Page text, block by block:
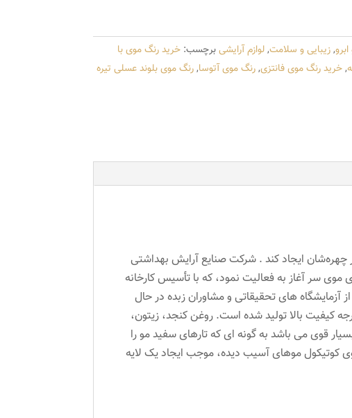
,زیبایی و سلامت,لوازم آرایشی برچسب: خرید رنگ موی با
,خرید رنگ موی فانتزی,رنگ موی آتوسا,رنگ موی بلوند عسلی تیره
چهره‌شان ایجاد کند . شرکت صنایع آرایش بهداشتی
ای موی سر آغاز به فعالیت نمود، که با تأسیس کارخانه
آزمایشگاه های تحقیقاتی و مشاوران زبده در حال
کیفیت بالا تولید شده است. روغن کنجد، زیتون،
قوی می باشد به گونه ای که تارهای سفید مو را
کوتیکول موهای آسیب دیده، موجب ایجاد یک لایه